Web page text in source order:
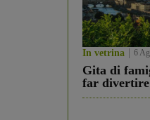
In vetrina 6
Gita di
far